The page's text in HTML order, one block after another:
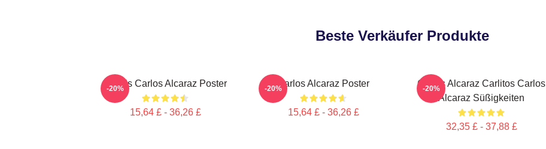
Beste Verkäufer Produkte
Tennis Carlos Alcaraz Poster
15,64 £ - 36,26 £
-20% Carlos Alcaraz Poster
15,64 £ - 36,26 £
-20%
Carlos Alcaraz Carlitos Carlos
Alcaraz Süßigkeiten
32,35 £ - 37,88 £
-20%